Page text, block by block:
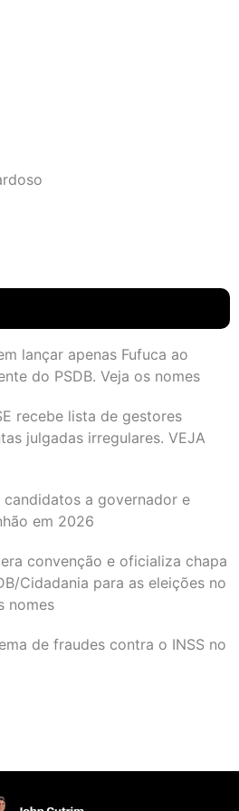
lançar apenas Fufuca ao
do PSDB. Veja os nomes
recebe lista de gestores
julgadas irregulares. VEJA
candidatos a governador e
em 2026
convenção e oficializa chapa
Cidadania para as eleições no
nomes
de fraudes contra o INSS no